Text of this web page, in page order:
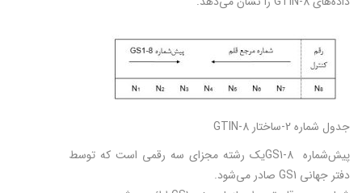
جدول شماره 2-ساختار GTIN-8
پيش‌شماره GS1-8یک رشته مجزای سه رقمی است که توسط
دفتر جهانی GS1 صادر می‌شود.